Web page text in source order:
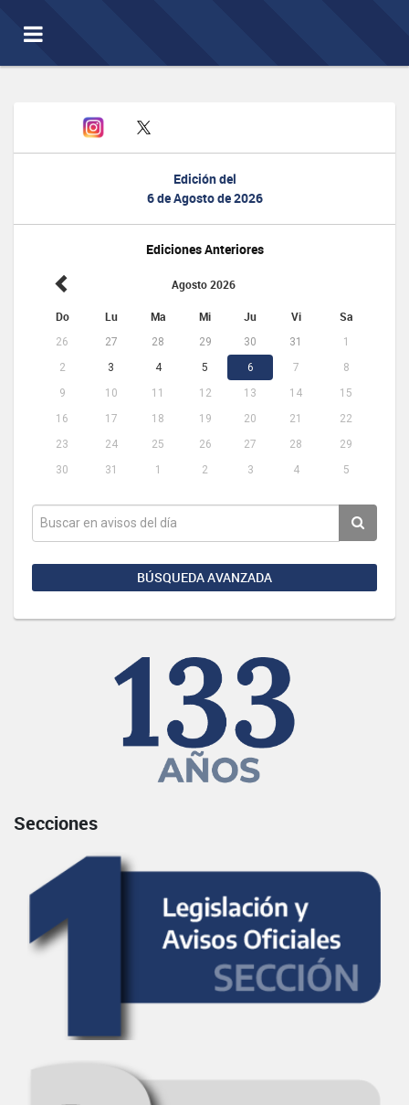
Toggle
navigation
Edición del
6 de Agosto de 2026
Ediciones Anteriores
Agosto 2026
Do Lu Ma Mi Ju Vi Sa
26 27 28 29 30 31
1
2
3 4 5 6 7
8
9
10 11 12 13 14
15
16
17 18 19 20 21
22
23
24 25 26 27 28
29
30
31 1 2 3 4 5
BÚSQUEDA AVANZADA
Secciones